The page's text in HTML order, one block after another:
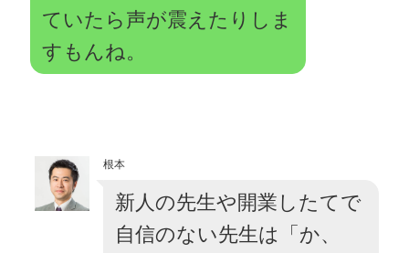
ていたら声が震えたりしま
すもんね。
根本
新人の先生や開業したてで
自信のない先生は「か、